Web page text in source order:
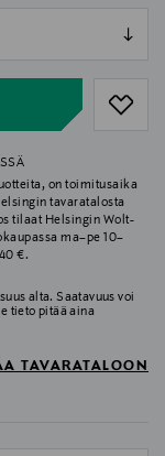
on toimitusaika
tavaratalosta
tilaat Helsingin Wolt-
ma–pe 10–
€.
alta. Saatavuus voi
tieto pitää aina
TAVARATALOON